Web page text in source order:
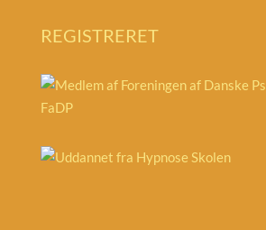
REGISTRERET